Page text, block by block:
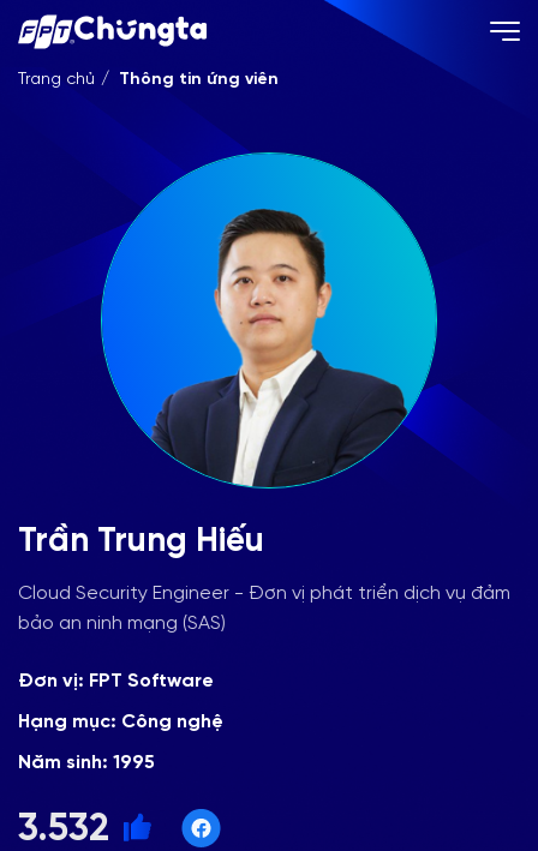
Trang chủ Thông tin ứng viên
Trần Trung Hiếu
Cloud Security Engineer - Đơn vị phát triển dịch vụ đảm
bảo an ninh mạng (SAS)
Đơn vị: FPT Software
Hạng mục: Công nghệ
Năm sinh: 1995
3.532